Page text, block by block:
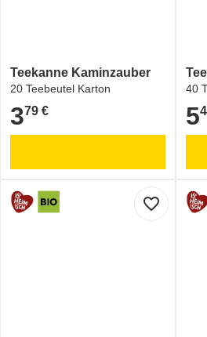
Teekanne Kaminzauber
20 Teebeutel Karton
3,79 €
379 €
40
5
favorite_border